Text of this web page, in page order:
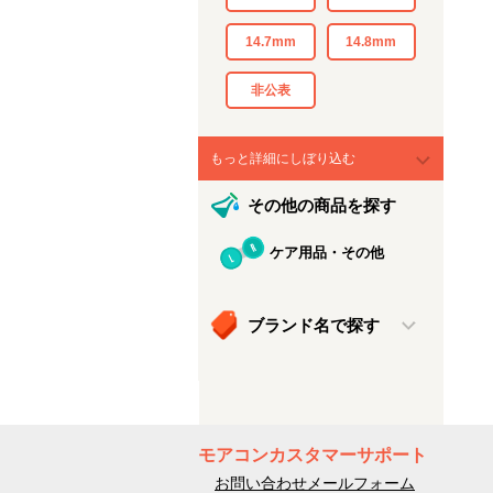
14.7mm 14.8mm
非公表
もっと詳細にしぼり込む
その他の商品を探す
ケア用品・その他
ブランド名で探す
モアコンカスタマーサポート
お問い合わせメールフォーム